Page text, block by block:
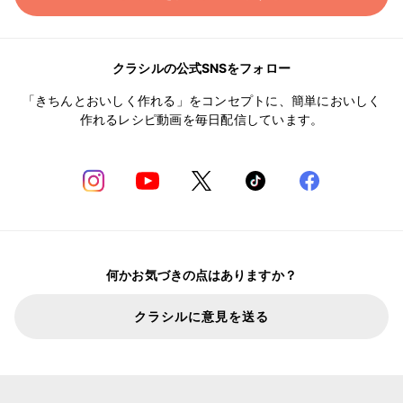
クラシルの公式SNSをフォロー
「きちんとおいしく作れる」をコンセプトに、簡単においしく
作れるレシピ動画を毎日配信しています。
何かお気づきの点はありますか？
クラシルに意見を送る